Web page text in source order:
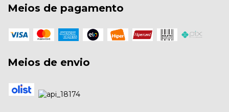
Meios de pagamento
Meios de envio